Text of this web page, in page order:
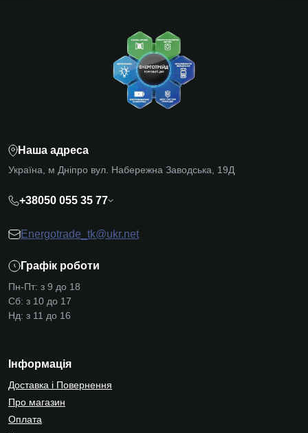
Наша адреса
Україна, м Дніпро вул. Набережна Заводська, 19Д
+38050 055 35 77
Energotrade_tk@ukr.net
Графік роботи
Пн-Пт: з 9 до 18
Сб: з 10 до 17
Нд: з 11 до 16
Інформація
Доставка і Повернення
Про магазин
Оплата